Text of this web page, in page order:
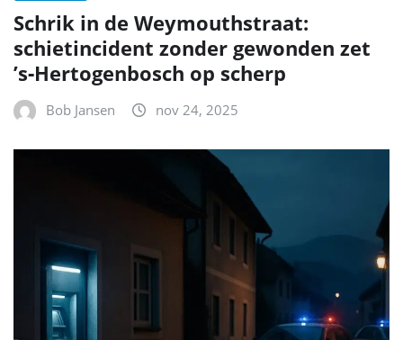
Schrik in de Weymouthstraat:
schietincident zonder gewonden zet
’s‑Hertogenbosch op scherp
Bob Jansen nov 24, 2025